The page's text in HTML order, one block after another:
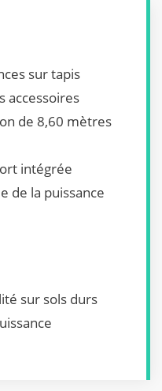
sur tapis
accessoires
de 8,60 mètres
intégrée
de la puissance
sur sols durs